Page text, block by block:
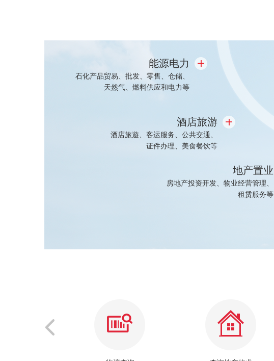
能源电力
石化产品贸易、批发、零售、仓储、
天然气、燃料供应和电力等
酒店旅游
酒店旅遊、客运服务、公共交通、
证件办理、美食餐饮等
地产置业
房地产投资开发、物业经营管理、
租赁服务等